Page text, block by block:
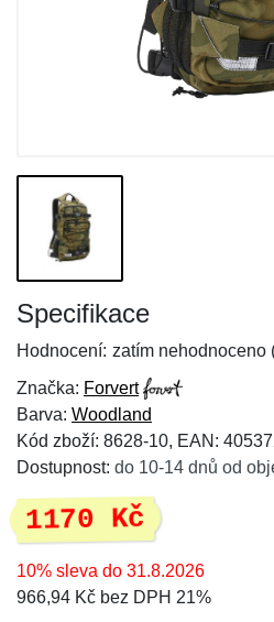
Specifikace
Hodnocení: zatím nehodnoceno
Značka: Forvert
Barva: Woodland
Kód zboží: 8628-10, EAN:
Dostupnost: do 10-14 dnů od
1170 Kč
10% sleva do 31.8.2026
966,94 Kč bez DPH 21%